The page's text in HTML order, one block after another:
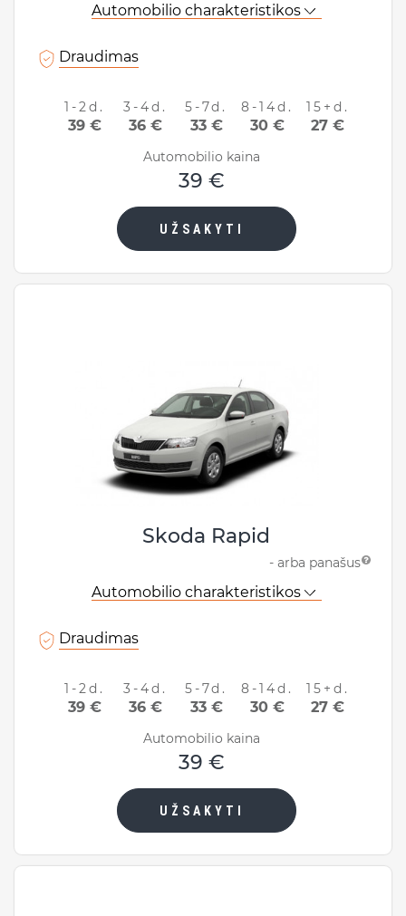
Automobilio charakteristikos
Draudimas
1-2d.
39 €
3-4d.
36 €
5-7d.
33 €
8-14d.
30 €
15+d.
27 €
Automobilio kaina
39 €
UŽSAKYTI
Skoda Rapid
- arba panašus
Automobilio charakteristikos
Draudimas
1-2d.
39 €
3-4d.
36 €
5-7d.
33 €
8-14d.
30 €
15+d.
27 €
Automobilio kaina
39 €
UŽSAKYTI